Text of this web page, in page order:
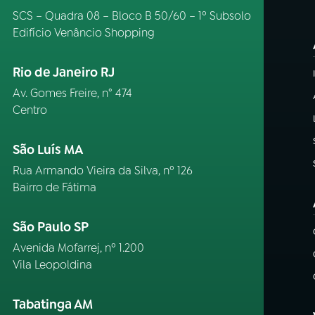
SCS – Quadra 08 – Bloco B 50/60 – 1º Subsolo
Edifício Venâncio Shopping
Rio de Janeiro RJ
Av. Gomes Freire, n° 474
Centro
São Luís MA
Rua Armando Vieira da Silva, nº 126
Bairro de Fátima
São Paulo SP
Avenida Mofarrej, nº 1.200
Vila Leopoldina
Tabatinga AM